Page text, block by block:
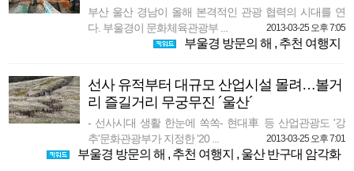
부산 울산 경남이 올해 본격적인 관광 협력의 시대를 연
다. 부울경이 문화체육관광부 ...
2013-03-25 오후 7:05
부울경 방문의 해 , 추천 여행지
선사 유적부터 대규모 산업시설 몰려…볼거
리 즐길거리 무궁무진 ´울산´
- 선사시대 생활 한눈에 쏙쏙- 현대車 등 산업관광도 '강
추'문화관광부가 지정한 '20 ...
2013-03-25 오후 7:01
부울경 방문의 해 , 추천 여행지 , 울산 반구대 암각화